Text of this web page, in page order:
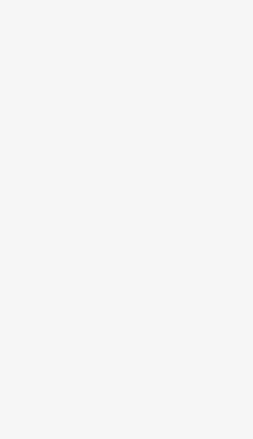
de Luxembourg - Service